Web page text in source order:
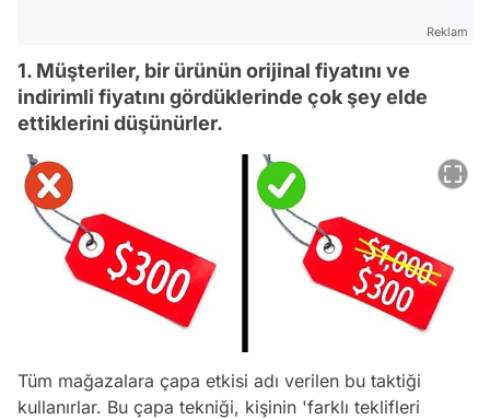
Reklam
1. Müşteriler, bir ürünün orijinal fiyatını ve
indirimli fiyatını gördüklerinde çok şey elde
ettiklerini düşünürler.
Tüm mağazalara çapa etkisi adı verilen bu taktiği
kullanırlar. Bu çapa tekniği, kişinin 'farklı teklifleri